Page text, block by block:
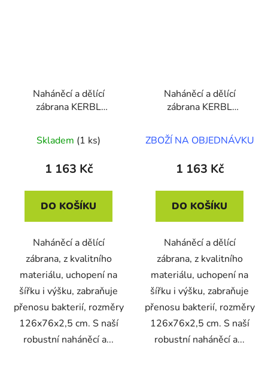
Naháněcí a dělící
zábrana KERBL
126x76x2,5 cm
Skladem (1 ks)
1 163 Kč
DO KOŠÍKU
Naháněcí a dělící
zábrana, z kvalitního
materiálu, uchopení na
šířku i výšku, zabraňuje
přenosu bakterií, rozměry
126x76x2,5 cm. S naší
robustní naháněcí a...
Naháněcí a dělící
zábrana KERBL
126x76x2,5 cm
ZBOŽÍ NA OBJEDNÁVKU
1 163 Kč
DO KOŠÍKU
Naháněcí a dělící
zábrana, z kvalitního
materiálu, uchopení na
šířku i výšku, zabraňuje
přenosu bakterií, rozměry
126x76x2,5 cm. S naší
robustní naháněcí a...